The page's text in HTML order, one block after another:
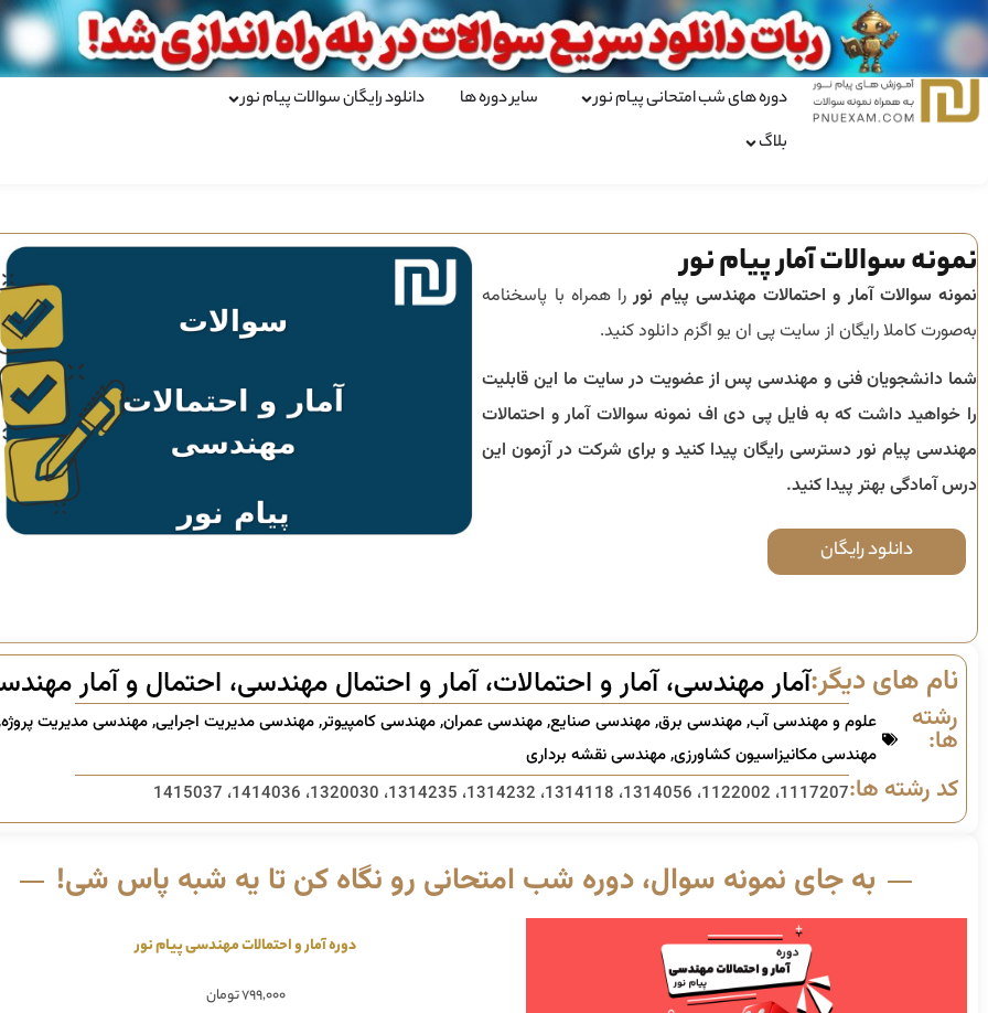
دوره های شب امتحانی پیام نور سایر دوره ها
دانلود رایگان سوالات پیام نور
بلاگ
نمونه سوالات آمار پیام نور
نمونه سوالات آمار و احتمالات مهندسی پیام نوررا همراه با پاسخنامه
به‌صورت کاملا رایگان از سایت پی ان یو اگزم دانلود کنید.
شما دانشجویان فنی و مهندسی پس از عضویت در سایت ما این قابلیت
را خواهید داشت که به فایل پی دی اف نمونه سوالات آمار و احتمالات
مهندسی پیام نور دسترسی رایگان پیدا کنید و برای شرکت در آزمون این
درس آمادگی بهتر پیدا کنید.
دانلود رایگان
نام های دیگر:آمار مهندسی، آمار و احتمالات، آمار و احتمال مهندسی، احتمال و آمار
رشته
ها:
علوم و مهندسی آب,مهندسی برق,مهندسی صنایع,مهندسی عمران,مهندسی کامپیوتر,مهندسی مدیریت اجرایی,مهندسی مدیریت پروژه
مهندسی مکانیزاسیون کشاورزی,مهندسی نقشه برداری
کد رشته ها:1117207، 1122002، 1314056، 1314118، 1314232، 1314235، 1320030، 1414036، 1415037
به جای نمونه سوال، دوره شب امتحانی رو نگاه کن تا یه شبه پاس شی!
دوره آمار و احتمالات مهندسی پیام نور
۷۹۹,۰۰۰تومان